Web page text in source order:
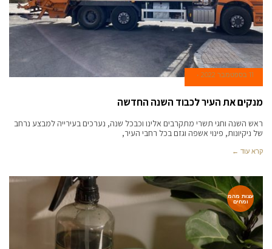
11 בספטמבר 2022
מנקים את העיר לכבוד השנה החדשה
ראש השנה וחגי תשרי מתקרבים אלינו וכבכל שנה, נערכים בעירייה למבצע נרחב
של ניקיונות, פינוי אשפה וגזם בכל רחבי העיר,
קרא עוד ←
עצות מהמ
ומחים